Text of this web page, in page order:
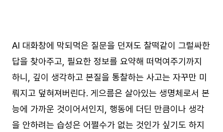
AI 대화창에 막되먹은 질문을 던져도 찰떡같이 그럴싸한
답을 찾아주고, 필요한 정보를 요약해 떠먹여주기까지
하니, 깊이 생각하고 본질을 통찰하는 사고는 자꾸만 미
뤄지고 덮혀져버린다. 게으름은 살아있는 생명체로서 본
능에 가까운 것이어서인지, 행동에 더딘 만큼이나 생각
을 안하려는 습성은 어쩔수가 없는 것인가 싶기도 하지